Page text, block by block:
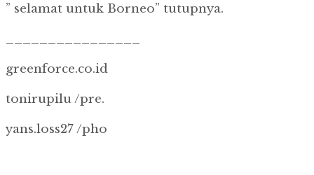
” selamat untuk Borneo” tutupnya.
greenforce.co.id
tonirupilu /pre.
yans.loss27 /pho